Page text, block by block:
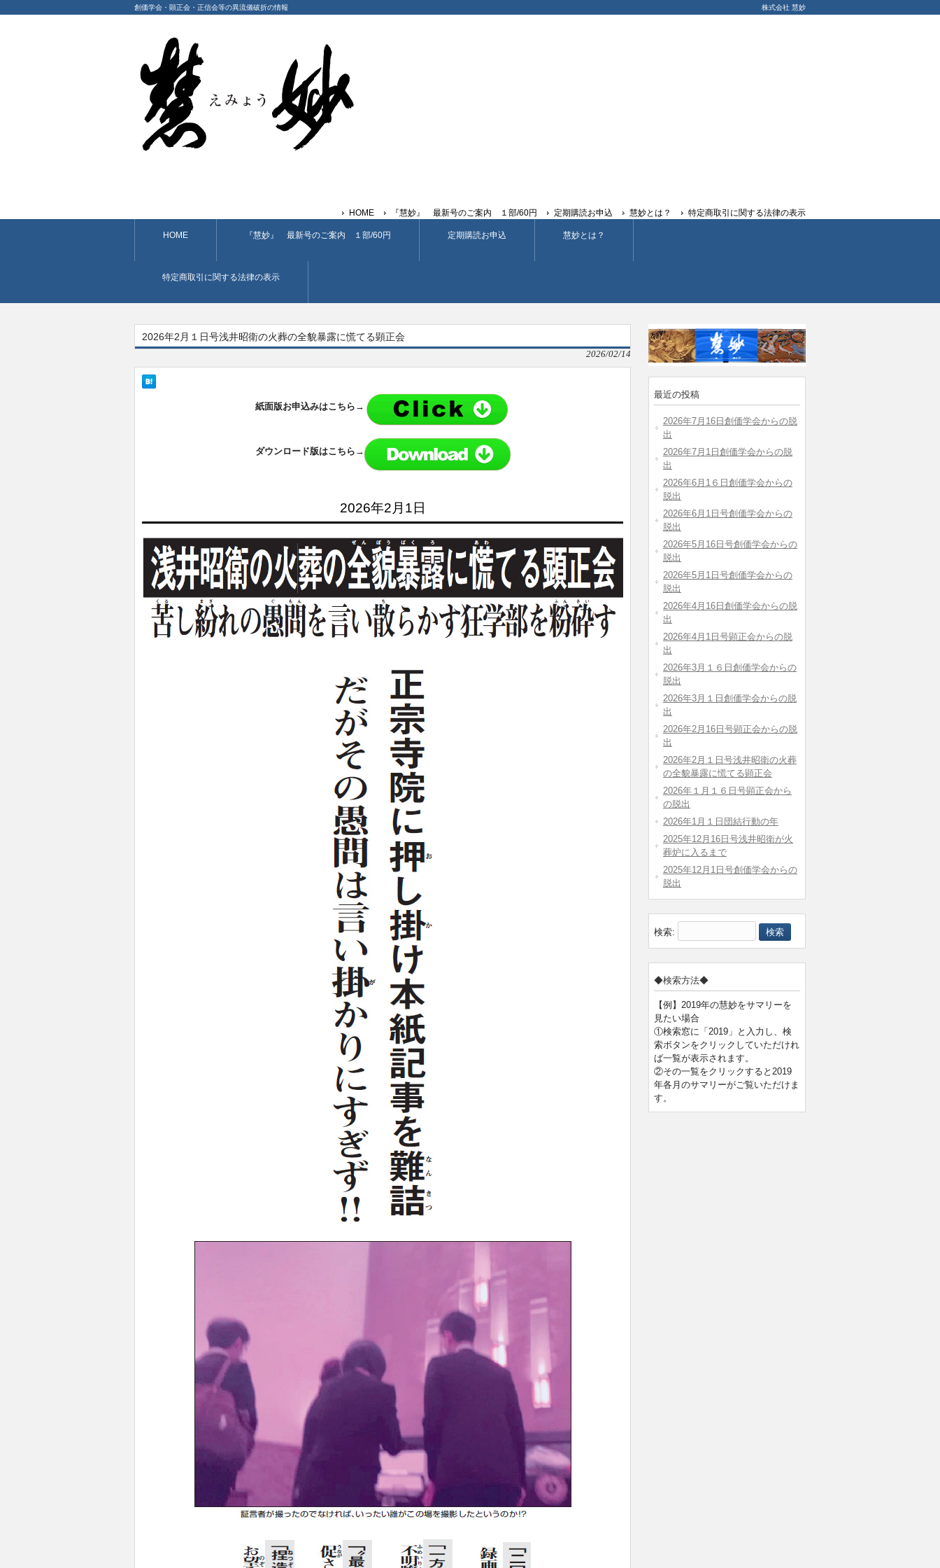
創価学会・顕正会・正信会等の異流儀破折の情報 株式会社 慧妙
HOME 『慧妙』 最新号のご案内 １部/60円 定期購読お申込 慧妙とは？ 特定商取引に関する法律の表示
HOME 『慧妙』 最新号のご案内 １部/60円 定期購読お申込 慧妙とは？
特定商取引に関する法律の表示
2026年2月１日号浅井昭衛の火葬の全貌暴露に慌てる顕正会
2026/02/14
紙面版お申込みはこちら→
ダウンロード版はこちら→
2026年2月1日
最近の投稿
2026年7月16日創価学会からの脱
出
2026年7月1日創価学会からの脱
出
2026年6月1６日創価学会からの
脱出
2026年6月1日号創価学会からの
脱出
2026年5月16日号創価学会からの
脱出
2026年5月1日号創価学会からの
脱出
2026年4月16日創価学会からの脱
出
2026年4月1日号顕正会からの脱
出
2026年3月１６日創価学会からの
脱出
2026年3月１日創価学会からの脱
出
2026年2月16日号顕正会からの脱
出
2026年2月１日号浅井昭衛の火葬
の全貌暴露に慌てる顕正会
2026年１月１６日号顕正会から
の脱出
2026年1月１日団結行動の年
2025年12月16日号浅井昭衛が火
葬炉に入るまで
2025年12月1日号創価学会からの
脱出
検索:
◆検索方法◆
【例】2019年の慧妙をサマリーを
見たい場合
①検索窓に「2019」と入力し、検
索ボタンをクリックしていただけれ
ば一覧が表示されます。
②その一覧をクリックすると2019
年各月のサマリーがご覧いただけま
す。